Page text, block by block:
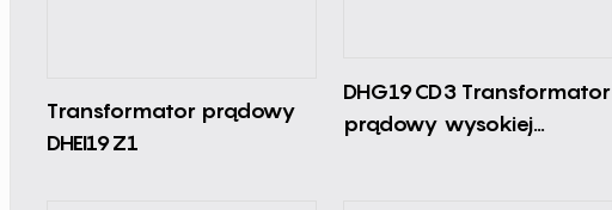
Transformator prądowy
DHEI19Z1
DHG19CD3 Transformator
prądowy wysokiej